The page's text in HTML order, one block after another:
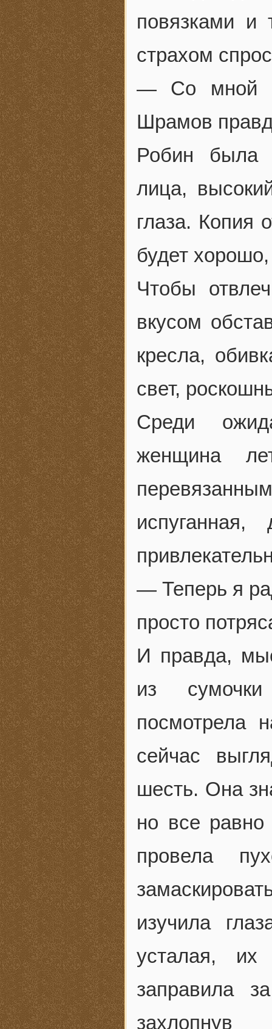
повязками и
страхом
— Со мной
Шрамов
Робин была
лица,
глаза. Копия
будет
Чтобы
вкусом
кресла,
свет,
Среди
женщина
— Теперь я
просто
И правда,
из
посмотрела
сейчас
шесть. Она
но все равно
провела
изучила
усталая, их
заправила
захлопнув